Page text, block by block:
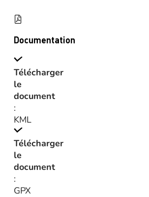
Documentation
Télécharger
le
document
:
KML
Télécharger
le
document
:
GPX